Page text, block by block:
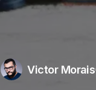
Victor Morais